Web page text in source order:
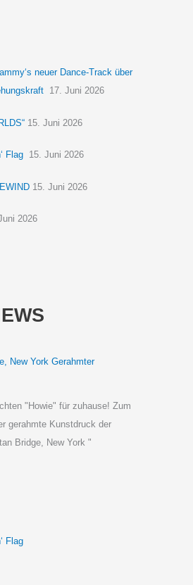
neuer Dance-Track über
17. Juni 2026
15. Juni 2026
Flag 15. Juni 2026
15. Juni 2026
2026
"Howie" für zuhause! Zum
gerahmte Kunstdruck der
Bridge, New York "
Flag